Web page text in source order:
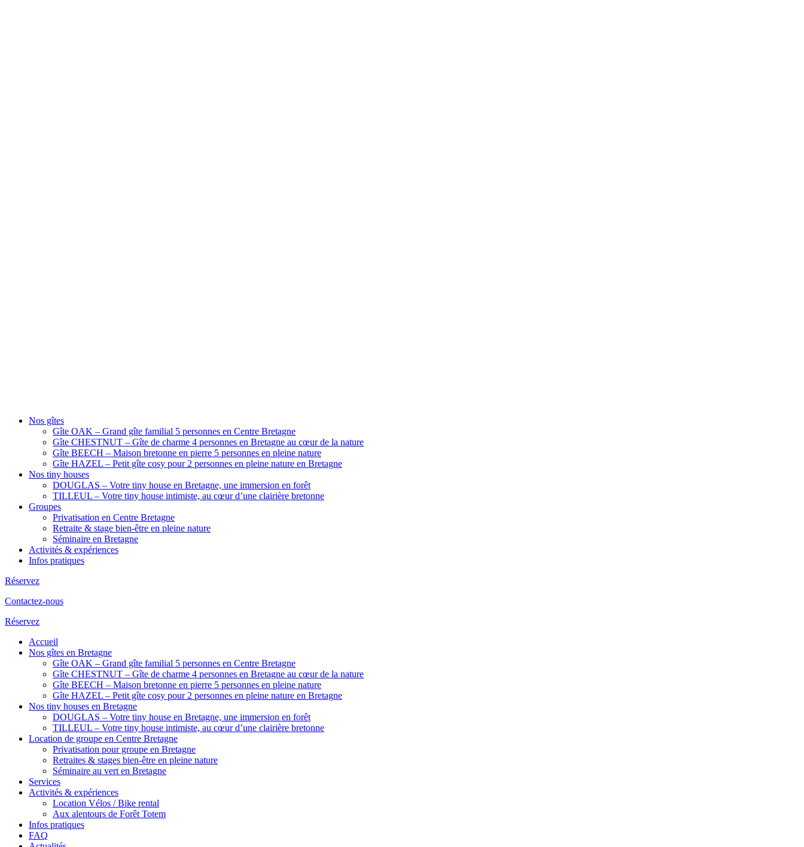
Nos gîtes
Gîte OAK – Grand gîte familial 5 personnes en Centre Bretagne
Gîte CHESTNUT – Gîte de charme 4 personnes en Bretagne au cœur de la nature
Gîte BEECH – Maison bretonne en pierre 5 personnes en pleine nature
Gîte HAZEL – Petit gîte cosy pour 2 personnes en pleine nature en Bretagne
Nos tiny houses
DOUGLAS – Votre tiny house en Bretagne, une immersion en forêt
TILLEUL – Votre tiny house intimiste, au cœur d’une clairière bretonne
Groupes
Privatisation en Centre Bretagne
Retraite & stage bien-être en pleine nature
Séminaire en Bretagne
Activités & expériences
Infos pratiques
Réservez
Contactez-nous
Réservez
Accueil
Nos gîtes en Bretagne
Gîte OAK – Grand gîte familial 5 personnes en Centre Bretagne
Gîte CHESTNUT – Gîte de charme 4 personnes en Bretagne au cœur de la nature
Gîte BEECH – Maison bretonne en pierre 5 personnes en pleine nature
Gîte HAZEL – Petit gîte cosy pour 2 personnes en pleine nature en Bretagne
Nos tiny houses en Bretagne
DOUGLAS – Votre tiny house en Bretagne, une immersion en forêt
TILLEUL – Votre tiny house intimiste, au cœur d’une clairière bretonne
Location de groupe en Centre Bretagne
Privatisation pour groupe en Bretagne
Retraites & stages bien-être en pleine nature
Séminaire au vert en Bretagne
Services
Activités & expériences
Location Vélos / Bike rental
Aux alentours de Forêt Totem
Infos pratiques
FAQ